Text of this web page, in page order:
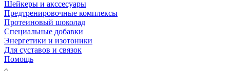
Шейкеры и акссесуары
Предтренировочные комплексы
Протеиновый шоколад
Специальные добавки
Энергетики и изотоники
Для суставов и связок
Помощь